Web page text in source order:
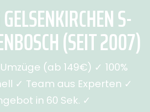
S-
(SEIT 2007)
(ab 149€) ✓ 100%
✓ Team aus Experten ✓
in 60 Sek. ✓